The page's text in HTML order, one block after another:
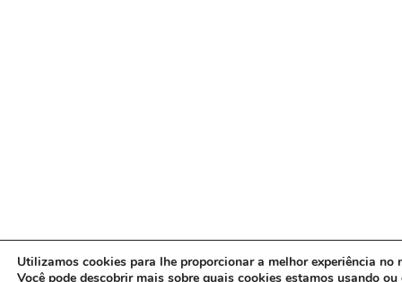
Utilizamos cookies para lhe proporcionar a melhor experiência no
Você pode descobrir mais sobre quais cookies estamos usando